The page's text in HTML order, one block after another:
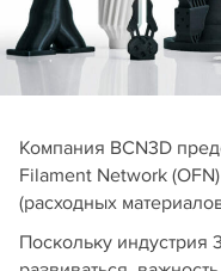
Компания BCN3D
Filament Network
(расходных
Поскольку индустрия